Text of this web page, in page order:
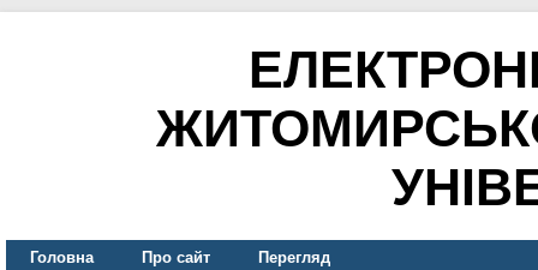
Головна Про сайт Перегляд